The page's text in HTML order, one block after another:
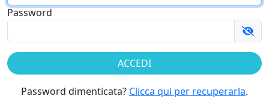
Password
Password dimenticata? Clicca qui per recuperarla.